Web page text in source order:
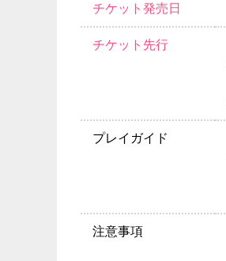
チケット発売日
チケット先行
プレイガイド
注意事項